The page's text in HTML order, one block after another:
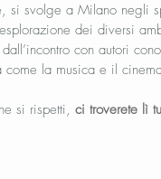
si svolge a Milano negli
dei diversi
con autori
la musica e il
si rispetti, ci troverete lì